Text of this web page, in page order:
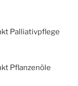
Palliativpflege
Pflanzenöle